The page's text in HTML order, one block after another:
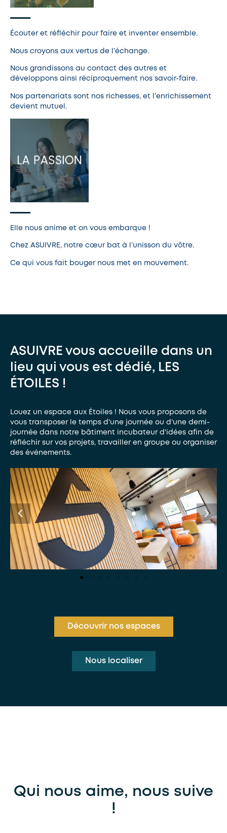
Écouter et réfléchir pour faire et inventer ensemble.
Nous croyons aux vertus de l’échange.
Nous grandissons au contact des autres et
développons ainsi réciproquement nos savoir-faire.
Nos partenariats sont nos richesses, et l’enrichissement
devient mutuel.
Elle nous anime et on vous embarque !
Chez ASUIVRE, notre cœur bat à l’unisson du vôtre.
Ce qui vous fait bouger nous met en mouvement.
ASUIVRE vous accueille dans un
lieu qui vous est dédié, LES
ÉTOILES !
Louez un espace aux Étoiles ! Nous vous proposons de
vous transposer le temps d'une journée ou d'une demi-
journée dans notre bâtiment incubateur d'idées afin de
réfléchir sur vos projets, travailler en groupe ou organiser
des événements.
Découvrir nos espaces
Nous localiser
Qui nous aime, nous suive
!